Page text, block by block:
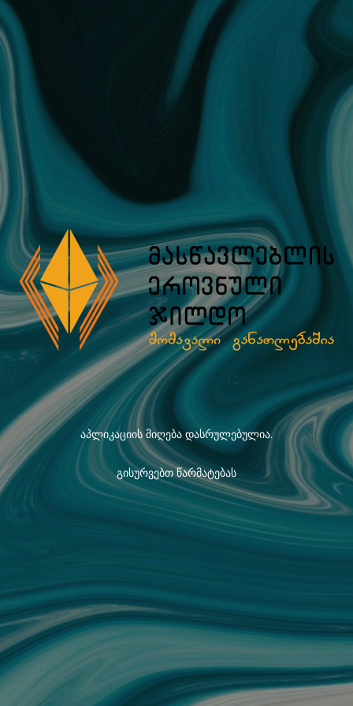
აპლიკაციის მიღება დასრულებულია.
გისურვებთ წარმატებას